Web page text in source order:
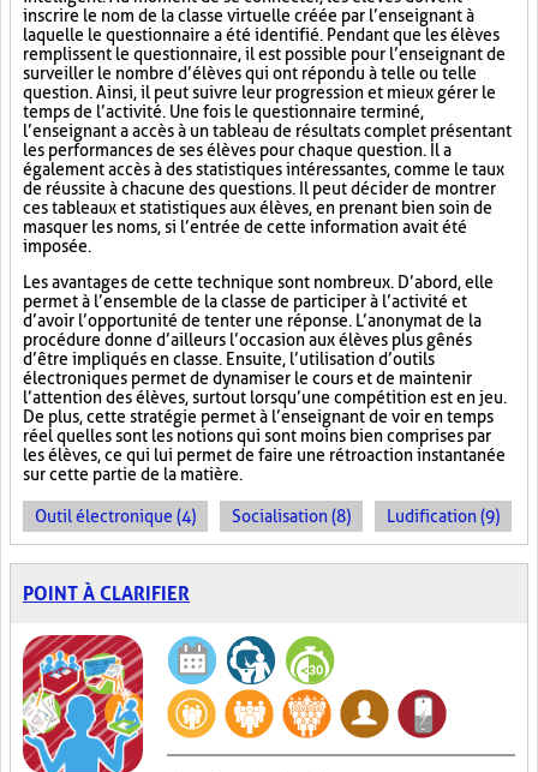
inscrire le nom de la classe virtuelle créée par l’enseignant à
laquelle le questionnaire a été identifié. Pendant que les élèves
remplissent le questionnaire, il est possible pour l’enseignant de
surveiller le nombre d’élèves qui ont répondu à telle ou telle
question. Ainsi, il peut suivre leur progression et mieux gérer le
temps de l’activité. Une fois le questionnaire terminé,
l’enseignant a accès à un tableau de résultats complet présentant
les performances de ses élèves pour chaque question. Il a
également accès à des statistiques intéressantes, comme le taux
de réussite à chacune des questions. Il peut décider de montrer
ces tableaux et statistiques aux élèves, en prenant bien soin de
masquer les noms, si l’entrée de cette information avait été
imposée.
Les avantages de cette technique sont nombreux. D’abord, elle
permet à l’ensemble de la classe de participer à l’activité et
d’avoir l’opportunité de tenter une réponse. L’anonymat de la
procédure donne d’ailleurs l’occasion aux élèves plus gênés
d’être impliqués en classe. Ensuite, l’utilisation d’outils
électroniques permet de dynamiser le cours et de maintenir
l’attention des élèves, surtout lorsqu’une compétition est en jeu.
De plus, cette stratégie permet à l’enseignant de voir en temps
réel quelles sont les notions qui sont moins bien comprises par
les élèves, ce qui lui permet de faire une rétroaction instantanée
sur cette partie de la matière.
Outil électronique (4) Socialisation (8) Ludification (9)
POINT À CLARIFIER